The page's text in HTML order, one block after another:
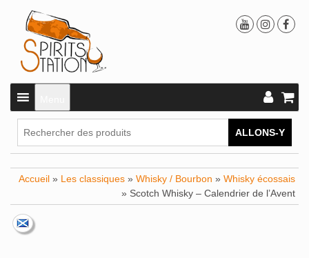
ALLONS-Y
Accueil » Les classiques » Whisky / Bourbon » Whisky écossais
» Scotch Whisky – Calendrier de l’Avent